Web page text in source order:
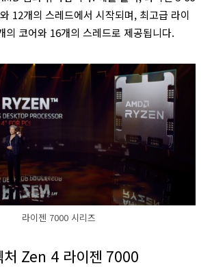
12개의 스레드에서 시작되며, 최고급 라이
의 코어와 16개의 스레드로 제공됩니다.
라이젠 7000 시리즈
처 Zen 4 라이젠 7000